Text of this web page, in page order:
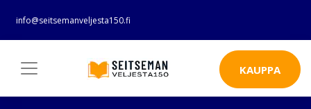
info@seitsemanveljesta150.fi
KAUPPA